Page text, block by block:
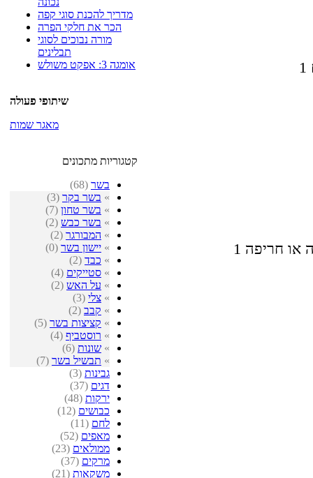
מדריך להכנת סוגי קפה
הכר את חלקי הפרה
מורה נבוכים לסוגי
תבלינים
אומגה 3: אפקט משולש
שיתופי פעולה
מאגר שמות
קטגוריות מתכונים
בשר (68)
» בשר בקר (3)
» בשר טחון (7)
» בשר כבש (2)
» המבורגר (2)
» יישון בשר (0)
» כבד (2)
» סטייקים (4)
» על האש (2)
» צלי (3)
» קבב (2)
» קציצות בשר (5)
» רוסטביף (4)
» שונות (6)
» תבשיל בשר (7)
גבינות (3)
דגים (37)
ירקות (48)
כבושים (12)
לחם (11)
מאפים (52)
ממולאים (23)
מרקים (37)
משקאות (21)